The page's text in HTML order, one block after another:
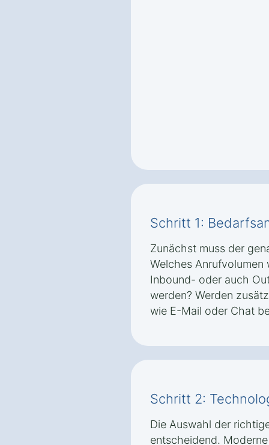
Schritt 1:
Zunächst muss der
Welches Anrufvolumen
Inbound- oder auch
werden? Werden
wie E-Mail oder Chat
Schritt 2:
Die Auswahl der
entscheidend.